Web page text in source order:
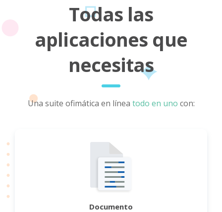
Todas las
aplicaciones que
necesitas
Una suite ofimática en línea todo en uno con:
Documento